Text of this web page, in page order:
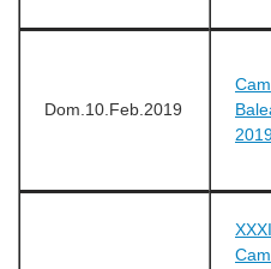
Dom.10.Feb.2019